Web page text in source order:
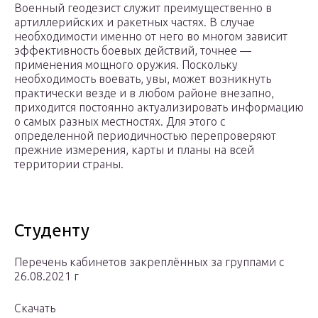
Военный геодезист служит преимущественно в
артиллерийских и ракетных частях. В случае
необходимости именно от него во многом зависит
эффективность боевых действий, точнее —
применения мощного оружия. Поскольку
необходимость воевать, увы, может возникнуть
практически везде и в любом районе внезапно,
приходится постоянно актуализировать информацию
о самых разных местностях. Для этого с
определенной периодичностью перепроверяют
прежние измерения, карты и планы на всей
территории страны.
Студенту
Перечень кабинетов закреплённых за группами с
26.08.2021 г
Скачать